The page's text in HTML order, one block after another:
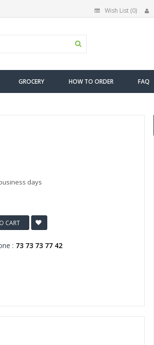
Wish List (0)
GROCERY HOW TO ORDER FAQ
days
CART
: 73 73 73 77 42